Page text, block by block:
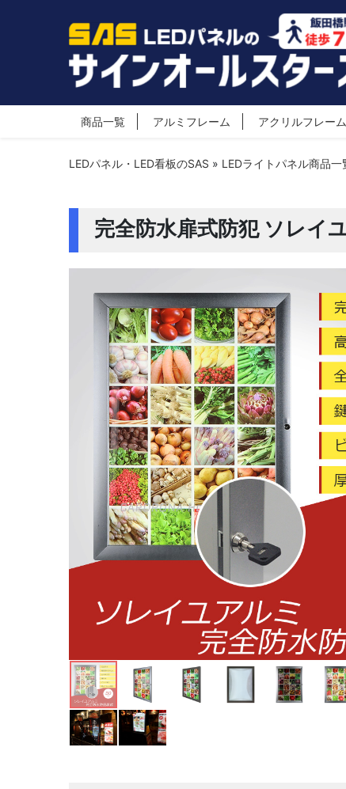
商品一覧 アルミフレーム アクリルフレーム
LEDパネル・LED看板のSAS » LEDライトパネル商品一
完全防水扉式防犯 ソレイ